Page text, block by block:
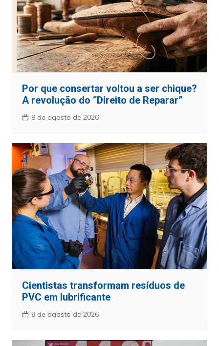
Por que consertar voltou a ser chique?
A revolução do “Direito de Reparar”
8 de agosto de 2026
Cientistas transformam resíduos de
PVC em lubrificante
8 de agosto de 2026